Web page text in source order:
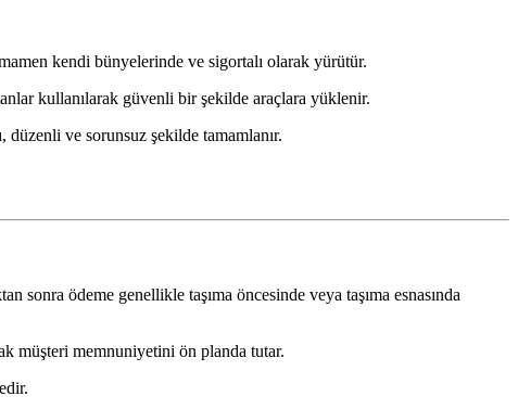
kendi bünyelerinde ve sigortalı olarak yürütür.
kullanılarak güvenli bir şekilde araçlara yüklenir.
düzenli ve sorunsuz şekilde tamamlanır.
sonra ödeme genellikle taşıma öncesinde veya taşıma esnasında
müşteri memnuniyetini ön planda tutar.